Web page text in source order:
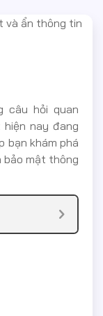
câu hỏi quan
nay đang
bạn khám phá
bảo mật thông